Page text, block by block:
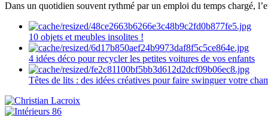
Dans un quotidien souvent rythmé par un emploi du temps chargé,
10 objets et meubles insolites !
4 idées déco pour recycler les petites voitures de vos enfants
Têtes de lits : des idées créatives pour faire swinguer votre